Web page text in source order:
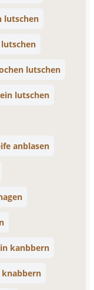
lutschen
lutschen
lutschen
anblasen
kanbbern